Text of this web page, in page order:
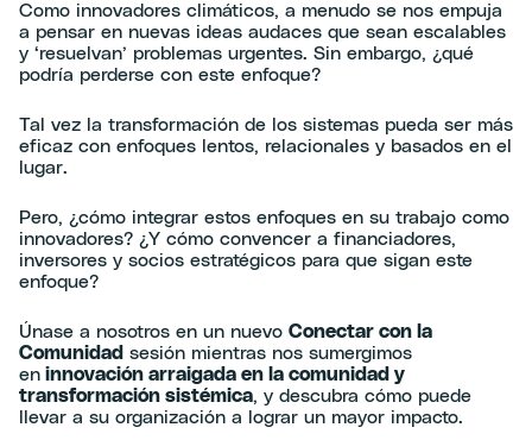
Como innovadores climáticos, a menudo se nos empuja
a pensar en nuevas ideas audaces que sean escalables
y ‘resuelvan’ problemas urgentes. Sin embargo, ¿qué
podría perderse con este enfoque?
Tal vez la transformación de los sistemas pueda ser más
eficaz con enfoques lentos, relacionales y basados en el
lugar.
Pero, ¿cómo integrar estos enfoques en su trabajo como
innovadores? ¿Y cómo convencer a financiadores,
inversores y socios estratégicos para que sigan este
enfoque?
Únase a nosotros en un nuevo Conectar con la
Comunidad sesión mientras nos sumergimos
en innovación arraigada en la comunidad y
transformación sistémica, y descubra cómo puede
llevar a su organización a lograr un mayor impacto.